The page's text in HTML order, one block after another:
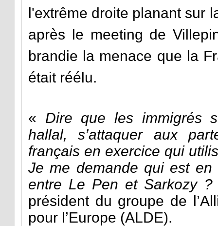
l'extrême droite planant sur
après le meeting de
brandie la menace que la
était réélu.
« Dire que les immigrés
hallal, s’attaquer aux
français en exercice qui
Je me demande qui est en
entre Le Pen et Sarkozy ?
président du groupe de
pour l’Europe (ALDE).